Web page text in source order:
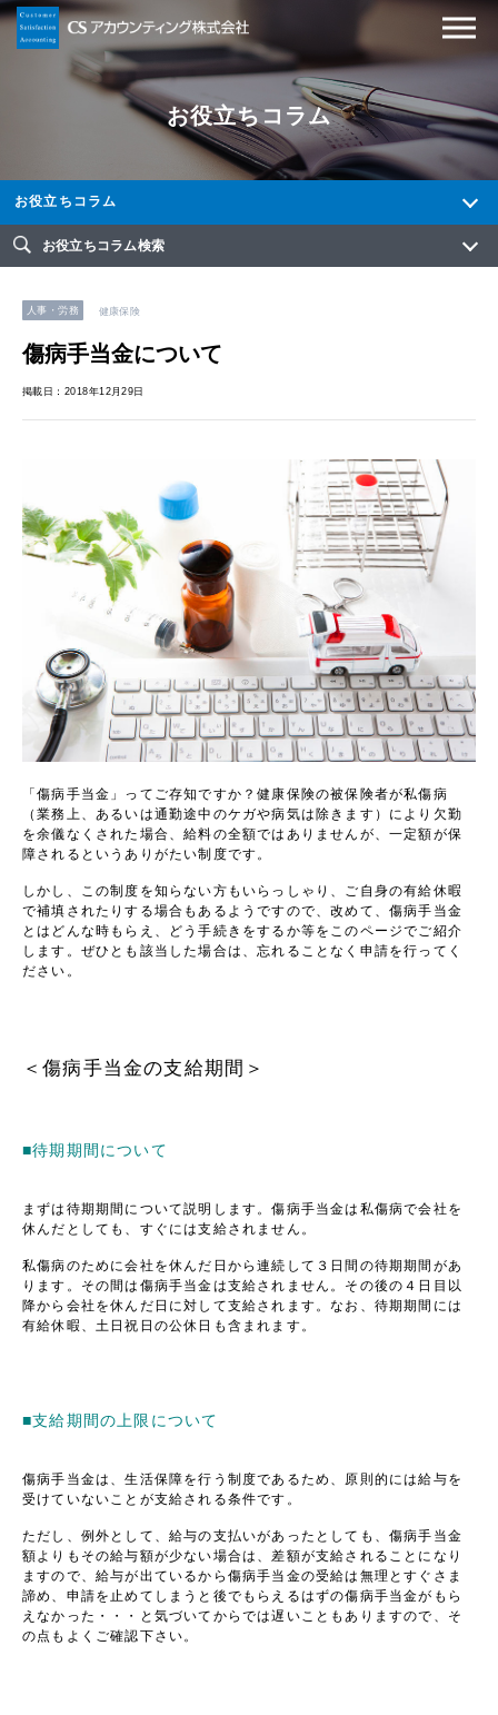
お役立ちコラム
お役立ちコラム
お役立ちコラム検索
人事・労務 健康保険
傷病手当金について
掲載日：2018年12月29日
「傷病手当金」ってご存知ですか？健康保険の被保険者が私傷病
（業務上、あるいは通勤途中のケガや病気は除きます）により欠勤
を余儀なくされた場合、給料の全額ではありませんが、一定額が保
障されるというありがたい制度です。
しかし、この制度を知らない方もいらっしゃり、ご自身の有給休暇
で補填されたりする場合もあるようですので、改めて、傷病手当金
とはどんな時もらえ、どう手続きをするか等をこのページでご紹介
します。ぜひとも該当した場合は、忘れることなく申請を行ってく
ださい。
＜傷病手当金の支給期間＞
■待期期間について
まずは待期期間について説明します。傷病手当金は私傷病で会社を
休んだとしても、すぐには支給されません。
私傷病のために会社を休んだ日から連続して３日間の待期期間があ
ります。その間は傷病手当金は支給されません。その後の４日目以
降から会社を休んだ日に対して支給されます。なお、待期期間には
有給休暇、土日祝日の公休日も含まれます。
■支給期間の上限について
傷病手当金は、生活保障を行う制度であるため、原則的には給与を
受けていないことが支給される条件です。
ただし、例外として、給与の支払いがあったとしても、傷病手当金
額よりもその給与額が少ない場合は、差額が支給されることになり
ますので、給与が出ているから傷病手当金の受給は無理とすぐさま
諦め、申請を止めてしまうと後でもらえるはずの傷病手当金がもら
えなかった・・・と気づいてからでは遅いこともありますので、そ
の点もよくご確認下さい。